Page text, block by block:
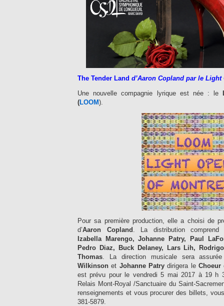
The Tender Land d’Aaron Copland par le Light
Une nouvelle compagnie lyrique est née : le
(LOOM).
Pour sa première production, elle a choisi de
d’Aaron Copland . La distribution
Izabella Marengo, Johanne Patry, Paul
Pedro Diaz, Buck Delaney, Lars Lih,
Thomas . La direction musicale sera
Wilkinson et Johanne Patrydirigera le Choeur
est prévu pour le vendredi 5 mai 2017 à 19 h
Relais Mont-Royal /Sanctuaire du Saint-
renseignements et vous procurer des billets,
381-5879.